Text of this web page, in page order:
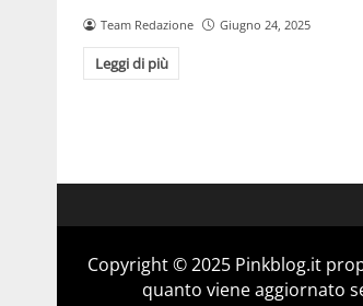
Team Redazione Giugno 24, 2025
Leggi di più
Copyright © 2025 Pinkblog.it
quanto viene aggiornato